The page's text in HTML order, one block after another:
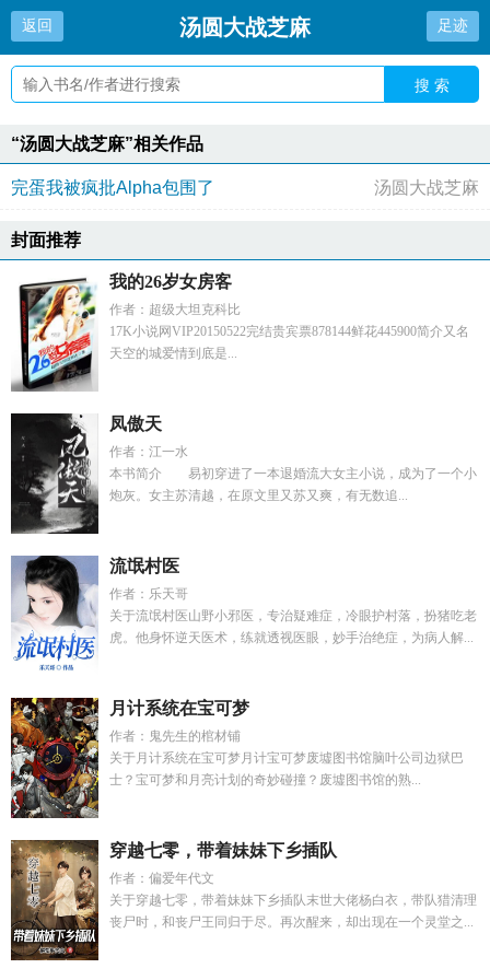
返回 汤圆大战芝麻 足迹
搜 索
“汤圆大战芝麻”相关作品
完蛋我被疯批Alpha包围了 汤圆大战芝麻
封面推荐
我的26岁女房客
作者：超级大坦克科比
17K小说网VIP20150522完结贵宾票878144鲜花445900简介又名
天空的城爱情到底是...
凤傲天
作者：江一水
本书简介 易初穿进了一本退婚流大女主小说，成为了一个小
炮灰。女主苏清越，在原文里又苏又爽，有无数追...
流氓村医
作者：乐天哥
关于流氓村医山野小邪医，专治疑难症，冷眼护村落，扮猪吃老
虎。他身怀逆天医术，练就透视医眼，妙手治绝症，为病人解...
月计系统在宝可梦
作者：鬼先生的棺材铺
关于月计系统在宝可梦月计宝可梦废墟图书馆脑叶公司边狱巴
士？宝可梦和月亮计划的奇妙碰撞？废墟图书馆的熟...
穿越七零，带着妹妹下乡插队
作者：偏爱年代文
关于穿越七零，带着妹妹下乡插队末世大佬杨白衣，带队猎清理
丧尸时，和丧尸王同归于尽。再次醒来，却出现在一个灵堂之...